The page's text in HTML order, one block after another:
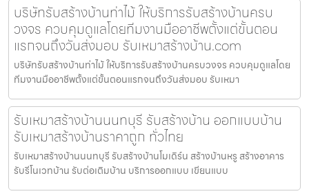
บริษัทรับสร้างบ้านท่าไม้ ให้บริการรับสร้างบ้านครบ
วงจร ควบคุมดูแลโดยทีมงานมืออาชีพตั้งแต่ขั้นตอน
แรกจนถึงวันส่งมอบ รับเหมาสร้างบ้าน.com
บริษัทรับสร้างบ้านท่าไม้ ให้บริการรับสร้างบ้านครบวงจร ควบคุมดูแลโดย
ทีมงานมืออาชีพตั้งแต่ขั้นตอนแรกจนถึงวันส่งมอบ รับเหมา
รับเหมาสร้างบ้านนนทบุรี รับสร้างบ้าน ออกแบบบ้าน
รับเหมาสร้างบ้านราคาถูก ทั่วไทย
รับเหมาสร้างบ้านนนทบุรี รับสร้างบ้านโมเดิร์น สร้างบ้านหรู สร้างอาคาร
รับรีโนเวทบ้าน รับต่อเติมบ้าน บริการออกแบบ เขียนแบบ